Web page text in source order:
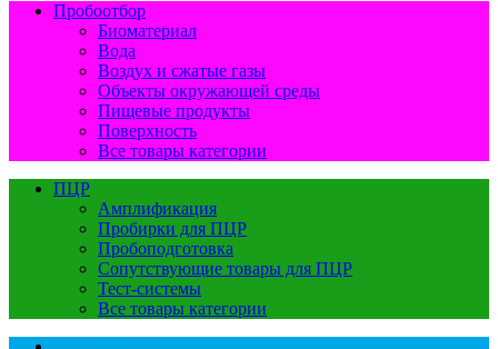
Пробоотбор
Биоматериал
Вода
Воздух и сжатые газы
Объекты окружающей среды
Пищевые продукты
Поверхность
Все товары категории
ПЦР
Амплификация
Пробирки для ПЦР
Пробоподготовка
Сопутствующие товары для ПЦР
Тест-системы
Все товары категории